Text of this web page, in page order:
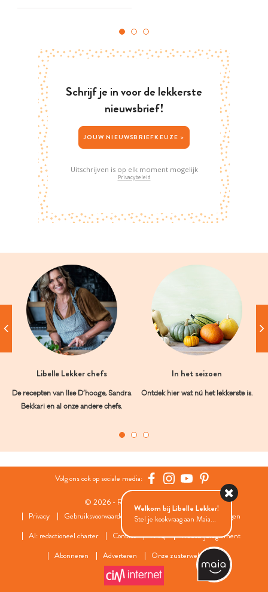
Schrijf je in voor de lekkerste
nieuwsbrief!
JOUW NIEUWSBRIEFKEUZE >
Uitschrijven is op elk moment mogelijk
Privacybeleid
Libelle Lekker chefs
De recepten van Ilse D’hooge, Sandra
Bekkari en al onze andere chefs.
In het seizoen
Ontdek hier wat nú het lekkerste is.
Volg ons ook op sociale media:
© 2026 - Roularta Media Group
Privacy
Gebruiksvoorwaarden Cookies
Cookies instellingen
AI: redactioneel charter
Contact FAQ
Wedstrijdreglement
Abonneren
Adverteren Onze zusterwebsites
Welkom bij Libelle Lekker!
Stel je kookvraag aan Maia...